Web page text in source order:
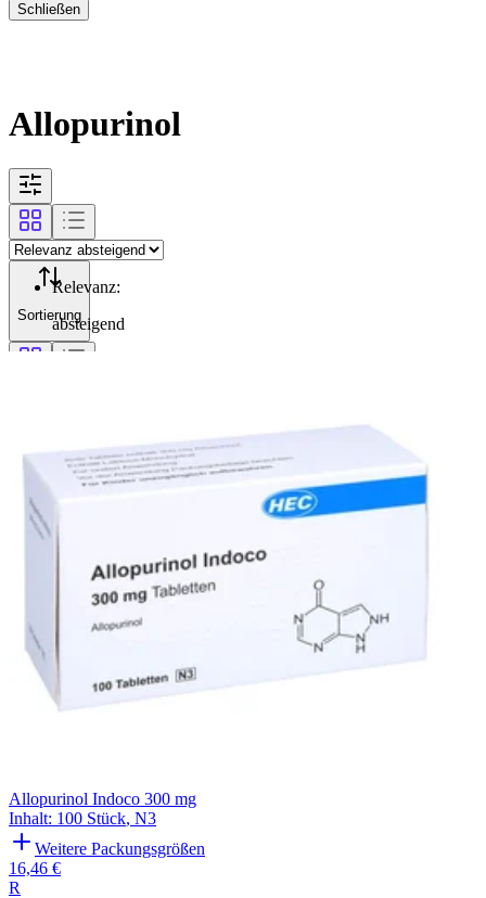
Schließen
Allopurinol
Sortierung
Relevanz:
absteigend
Allopurinol Indoco 300 mg
Inhalt: 100 Stück, N3
Weitere Packungsgrößen
16,46 €
R